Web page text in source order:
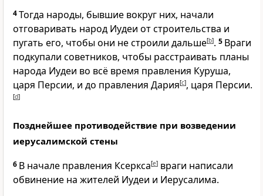
4Тогда народы, бывшие вокруг них, начали
отговаривать народ Иудеи от строительства и
пугать его, чтобы они не строили дальше[b]. 5 Враги
подкупали советников, чтобы расстраивать планы
народа Иудеи во всё время правления Куруша,
царя Персии, и до правления Дария[c], царя Персии.
[d]
Позднейшее противодействие при возведении
иерусалимской стены
6 В начале правления Ксеркса[e] враги написали
обвинение на жителей Иудеи и Иерусалима.